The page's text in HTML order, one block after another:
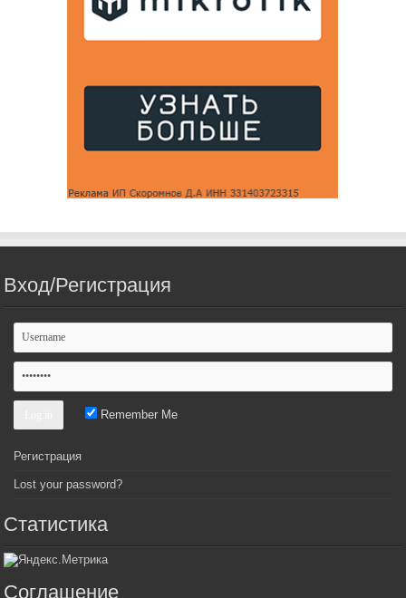
Вход/Регистрация
Remember Me
Регистрация
Lost your password?
Статистика
Соглашение